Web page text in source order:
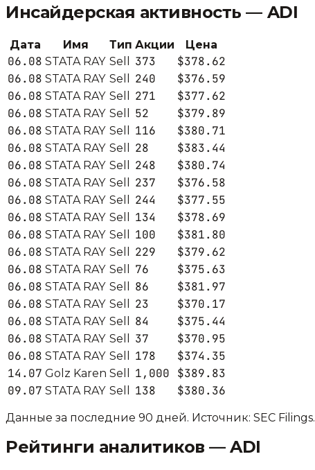
Инсайдерская активность — ADI
Дата Имя Тип Акции Цена
06.08 STATA RAY Sell 373
$378.62
06.08 STATA RAY Sell 240
$376.59
06.08 STATA RAY Sell 271
$377.62
06.08 STATA RAY Sell 52
$379.89
06.08 STATA RAY Sell 116
$380.71
06.08 STATA RAY Sell 28
$383.44
06.08 STATA RAY Sell 248
$380.74
06.08 STATA RAY Sell 237
$376.58
06.08 STATA RAY Sell 244
$377.55
06.08 STATA RAY Sell 134
$378.69
06.08 STATA RAY Sell 100
$381.80
06.08 STATA RAY Sell 229
$379.62
06.08 STATA RAY Sell 76
$375.63
06.08 STATA RAY Sell 86
$381.97
06.08 STATA RAY Sell 23
$370.17
06.08 STATA RAY Sell 84
$375.44
06.08 STATA RAY Sell 37
$370.95
06.08 STATA RAY Sell 178
$374.35
14.07 Golz Karen Sell 1,000
$389.83
09.07 STATA RAY Sell 138 $380.36
Данные за последние 90 дней. Источник: SEC Filings.
Рейтинги аналитиков —ADI